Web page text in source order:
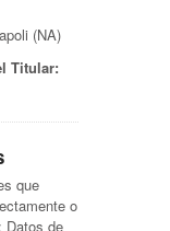
(NA)
Titular:
que
o
Datos de